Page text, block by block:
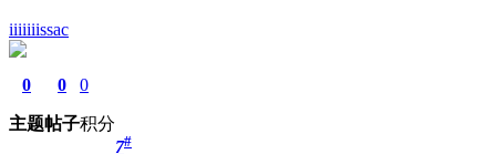
iiiiiiissac
0
主题
0
帖子
0
积分
7#